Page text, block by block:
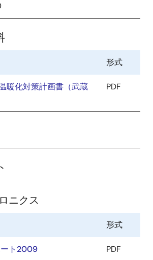
形式
暖化対策計画書（武蔵
PDF
ニクス
形式
ート2009 PDF